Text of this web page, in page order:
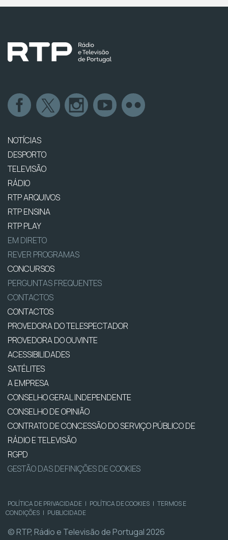
NOTÍCIAS
DESPORTO
TELEVISÃO
RÁDIO
RTP ARQUIVOS
RTP ENSINA
RTP PLAY
EM DIRETO
REVER PROGRAMAS
CONCURSOS
PERGUNTAS FREQUENTES
CONTACTOS
CONTACTOS
PROVEDORA DO TELESPECTADOR
PROVEDORA DO OUVINTE
ACESSIBILIDADES
SATÉLITES
A EMPRESA
CONSELHO GERAL INDEPENDENTE
CONSELHO DE OPINIÃO
CONTRATO DE CONCESSÃO DO SERVIÇO PÚBLICO DE
RÁDIO E TELEVISÃO
RGPD
GESTÃO DAS DEFINIÇÕES DE COOKIES
POLÍTICA DE PRIVACIDADE | POLÍTICA DE COOKIES | TERMOS E
CONDIÇÕES | PUBLICIDADE
© RTP, Rádio e Televisão de Portugal 2026